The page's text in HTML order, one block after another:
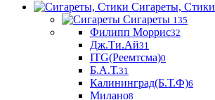
Сигареты, Стики
Сигареты 135
Филипп Моррис32
Дж.Ти.Ай31
ITG(Реемтсма)0
Б.А.Т.31
Калининград(Б.Т.Ф)6
Милано8